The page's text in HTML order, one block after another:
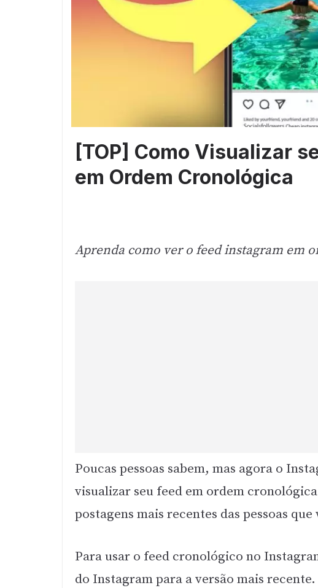
[TOP] Como Visualizar
em Ordem Cronológica
Aprenda como ver o feed instagram em
Poucas pessoas sabem, mas agora o
visualizar seu feed em ordem
postagens mais recentes das pessoas
Para usar o feed cronológico no
do Instagram para a versão mais